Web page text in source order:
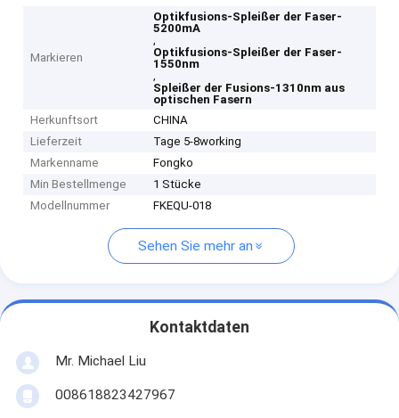
Markieren
Optikfusions-Spleißer der Faser-
5200mA
,
Optikfusions-Spleißer der Faser-
1550nm
,
Spleißer der Fusions-1310nm aus
optischen Fasern
Herkunftsort
CHINA
Lieferzeit
Tage 5-8working
Markenname
Fongko
Min Bestellmenge
1 Stücke
Modellnummer
FKEQU-018
Sehen Sie mehr an
Kontaktdaten
Mr. Michael Liu
008618823427967